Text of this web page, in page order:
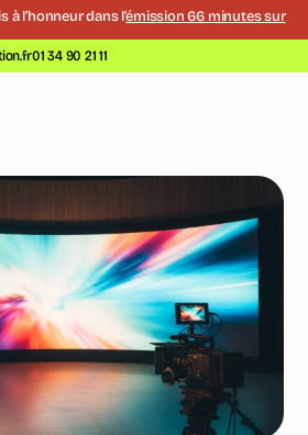
l’honneur dans l’émission 66 minutes sur
01 34 90 21 11